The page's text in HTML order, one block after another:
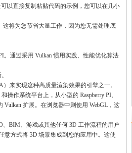
以直接复制粘贴代码的示例，您可以在几小
将为您节省大量工作，因为您无需处理底
通过采用 Vulkan 惯用实践、性能优化算法
来实现这种高质量渲染效果的引擎之一。
作系统平台上，从小型的 Raspberry PI、
扩展。在浏览器中则使用 WebGL，这
BIM、游戏或其他任何 3D 工作流程的用户
意方式将 3D 场景集成到您的应用中。这使